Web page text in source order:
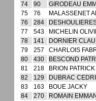
74
90
GIRODEAU
75
76
MALASSENET
76
284
77
543
MICHELIN
78
141
DORNIER
79
257
CHARLOIS
80
430
BESCOND
81
218
BRION PATRICK
82
129
DUBRAC
83
163
BOUE JACKY
84
270
ROMAIN